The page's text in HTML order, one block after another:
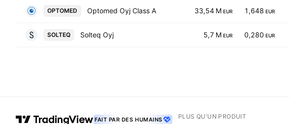
OPTOMED Optomed Oyj Class A 33,54 M EUR 1,648 EUR
SOLTEQ Solteq Oyj 5,7 M EUR 0,280 EUR
FAIT PAR DES HUMAINS PLUS QU'UN PRODUIT